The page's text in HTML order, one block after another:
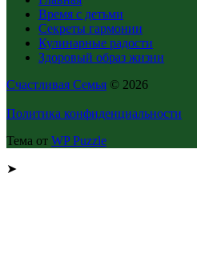
Время с детьми
Секреты гармонии
Кулинарные радости
Здоровый образ жизни
Счастливая Семья © 2026
Политика конфиденциальности
Тема от WP Puzzle
➤